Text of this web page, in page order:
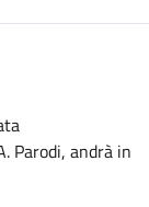
Parodi, andrà in